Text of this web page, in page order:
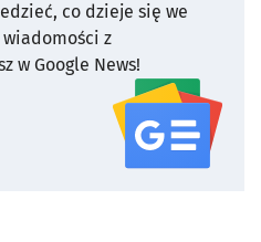
co dzieje się we
z
w Google News!
serwisu